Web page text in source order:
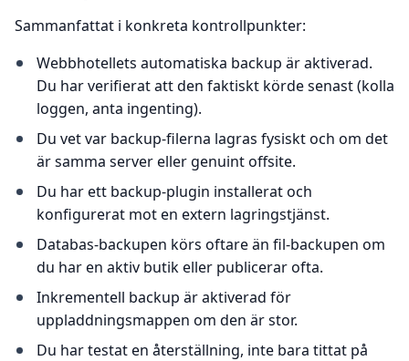
Sammanfattat i konkreta kontrollpunkter:
Webbhotellets automatiska backup är aktiverad.
Du har verifierat att den faktiskt körde senast (kolla
loggen, anta ingenting).
Du vet var backup-filerna lagras fysiskt och om det
är samma server eller genuint offsite.
Du har ett backup-plugin installerat och
konfigurerat mot en extern lagringstjänst.
Databas-backupen körs oftare än fil-backupen om
du har en aktiv butik eller publicerar ofta.
Inkrementell backup är aktiverad för
uppladdningsmappen om den är stor.
Du har testat en återställning, inte bara tittat på